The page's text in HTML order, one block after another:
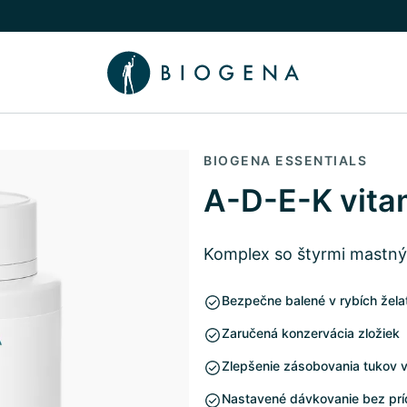
podmenu Poradca
BIOGENA ESSENTIALS
A-D-E-K
Komplex so štyrmi
Bezpečne balené v rybích
Zaručená konzervácia zložiek
Zlepšenie zásobovania tukov
Nastavené dávkovanie bez